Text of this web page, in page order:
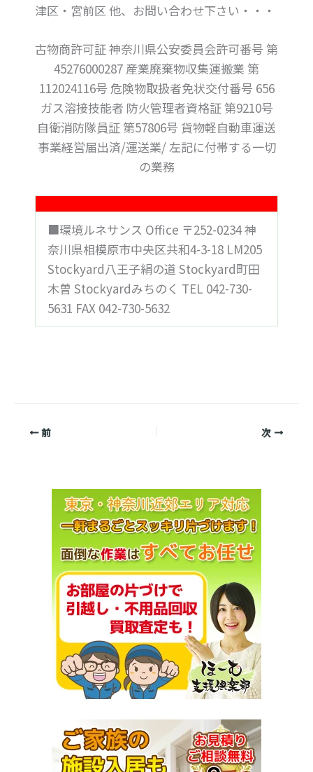
津区・宮前区 他、お問い合わせ下さい・・・
古物商許可証 神奈川県公安委員会許可番号 第
45276000287 産業廃棄物収集運搬業 第
112024116号 危険物取扱者免状交付番号 656
ガス溶接技能者 防火管理者資格証 第9210号
自衛消防隊員証 第57806号 貨物軽自動車運送
事業経営届出済/運送業/ 左記に付帯する一切
の業務
■環境ルネサンス Office 〒252-0234 神
奈川県相模原市中央区共和4-3-18 LM205
Stockyard八王子絹の道 Stockyard町田
木曽 Stockyardみちのく TEL 042-730-
5631 FAX 042-730-5632
前 次